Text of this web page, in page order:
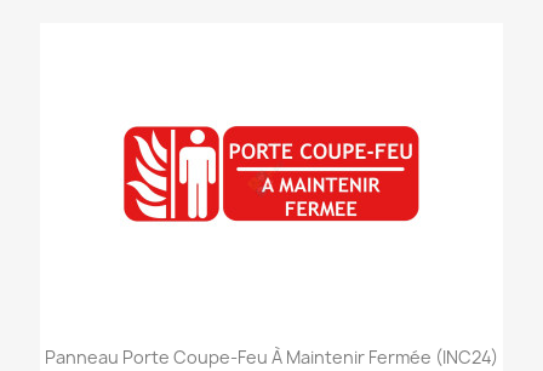
Panneau Porte Coupe-Feu À Maintenir Fermée (INC24)